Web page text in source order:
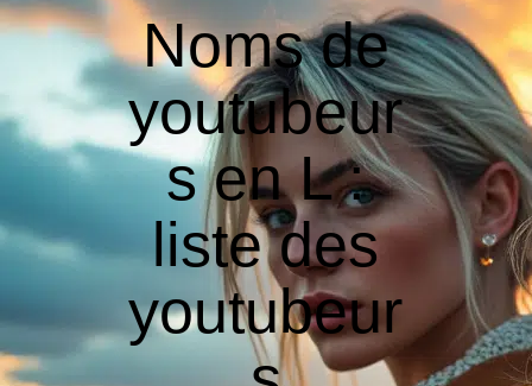
Noms de
youtubeur
s en L :
liste des
youtubeur